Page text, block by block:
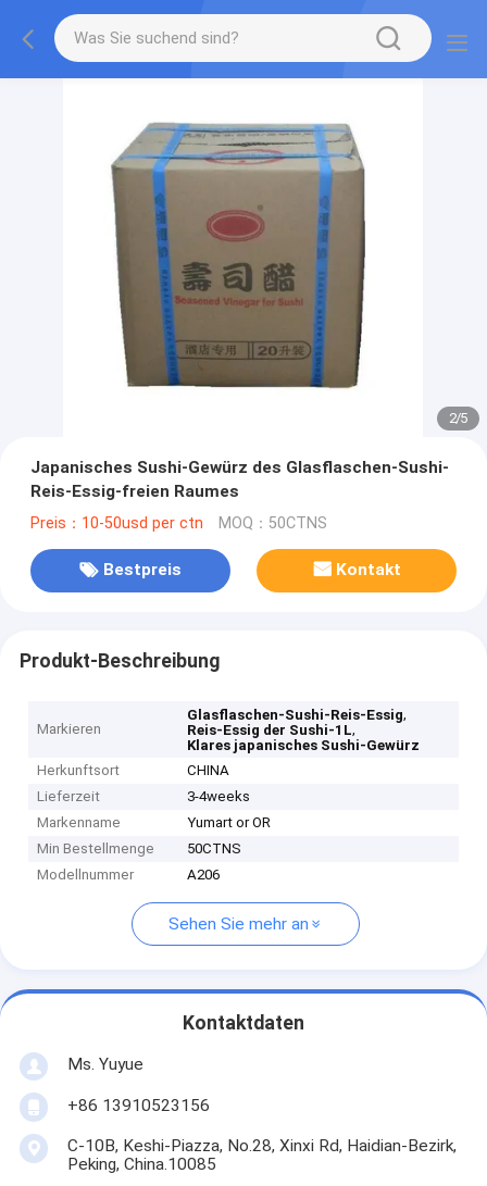
2/5
Japanisches Sushi-Gewürz des Glasflaschen-Sushi-
Reis-Essig-freien Raumes
Preis：10-50usd per ctn MOQ：50CTNS
Bestpreis Kontakt
Produkt-Beschreibung
Markieren
Glasflaschen-Sushi-Reis-Essig,
Reis-Essig der Sushi-1L,
Klares japanisches Sushi-Gewürz
Herkunftsort
CHINA
Lieferzeit
3-4weeks
Markenname
Yumart or OR
Min Bestellmenge
50CTNS
Modellnummer
A206
Sehen Sie mehr an
Kontaktdaten
Ms. Yuyue
+86 13910523156
C-10B, Keshi-Piazza, No.28, Xinxi Rd, Haidian-Bezirk,
Peking, China.10085